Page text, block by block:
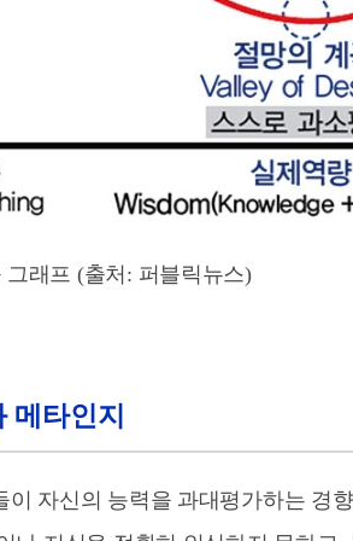
래프 (출처: 퍼블릭뉴스)
메타인지
이 자신의 능력을 과대평가하는 경